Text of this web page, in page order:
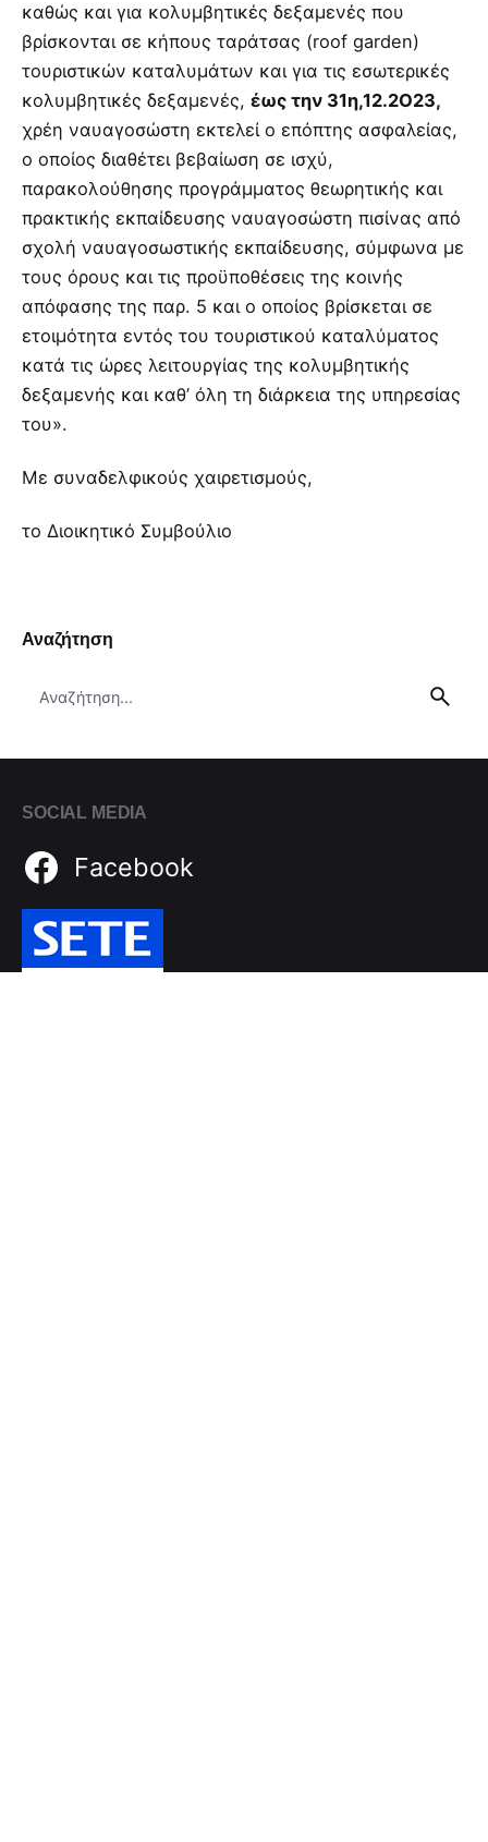
καθώς και για κολυμβητικές δεξαμενές που
βρίσκονται σε κήπους ταράτσας (roof garden)
τουριστικών καταλυμάτων και για τις εσωτερικές
κολυμβητικές δεξαμενές, έως την 31η,12.2Ο23,
χρέη ναυαγοσώστη εκτελεί ο επόπτης ασφαλείας,
ο οποίος διαθέτει βεβαίωση σε ισχύ,
παρακολούθησης προγράμματος θεωρητικής και
πρακτικής εκπαίδευσης ναυαγοσώστη πισίνας από
σχολή ναυαγοσωστικής εκπαίδευσης, σύμφωνα με
τους όρους και τις προϋποθέσεις της κοινής
απόφασης της παρ. 5 και ο οποίος βρίσκεται σε
ετοιμότητα εντός του τουριστικού καταλύματος
κατά τις ώρες λειτουργίας της κολυμβητικής
δεξαμενής και καθ’ όλη τη διάρκεια της υπηρεσίας
του».
Με συναδελφικούς χαιρετισμούς,
το Διοικητικό Συμβούλιο
Αναζήτηση
for
SOCIAL MEDIA
Facebook